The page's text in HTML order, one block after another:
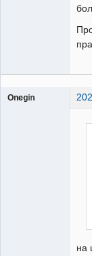
Onegin
на